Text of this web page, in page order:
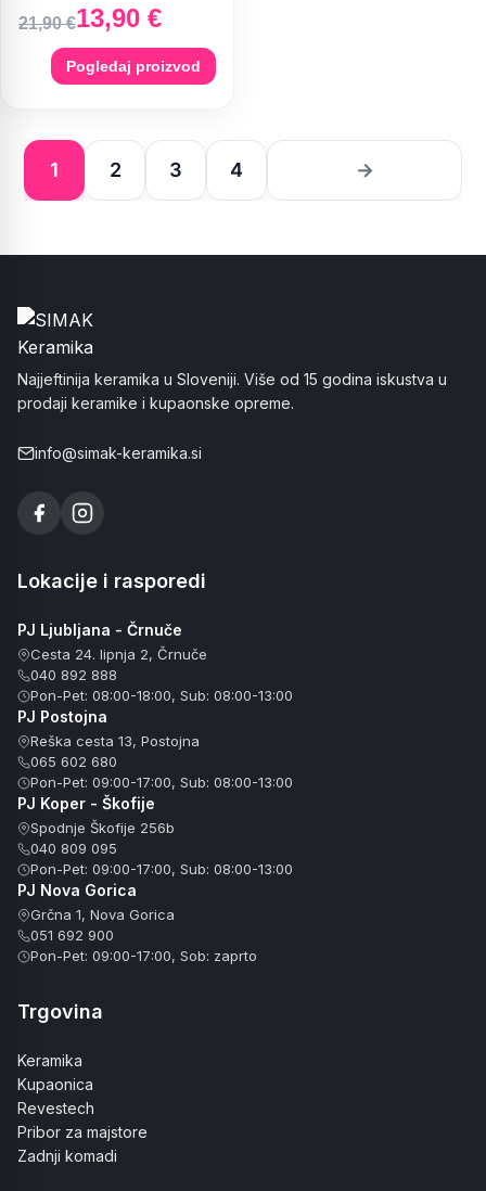
21,90€13,90 €
Pogledaj proizvod
1 2 3 4 →
Najjeftinija keramika u Sloveniji. Više od 15 godina iskustva u
prodaji keramike i kupaonske opreme.
info@simak-keramika.si
Lokacije i rasporedi
PJ Ljubljana - Črnuče
Cesta 24. lipnja 2, Črnuče
040 892 888
Pon-Pet: 08:00-18:00, Sub: 08:00-13:00
PJ Postojna
Reška cesta 13, Postojna
065 602 680
Pon-Pet: 09:00-17:00, Sub: 08:00-13:00
PJ Koper - Škofije
Spodnje Škofije 256b
040 809 095
Pon-Pet: 09:00-17:00, Sub: 08:00-13:00
PJ Nova Gorica
Grčna 1, Nova Gorica
051 692 900
Pon-Pet: 09:00-17:00, Sob: zaprto
Trgovina
Keramika
Kupaonica
Revestech
Pribor za majstore
Zadnji komadi